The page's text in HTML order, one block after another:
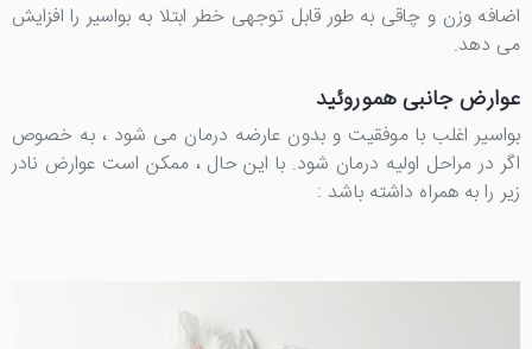
اضافه وزن و چاقی به طور قابل توجهی خطر ابتلا به بواسیر را افزایش
می دهد.
عوارض جانبی هموروئید
بواسیر اغلب با موفقیت و بدون عارضه درمان می شود ، به خصوص
اگر در مراحل اولیه درمان شود. با این حال ، ممکن است عوارض نادر
زیر را به همراه داشته باشد :